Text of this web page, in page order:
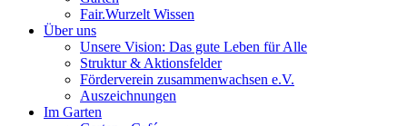
Fair.Wurzelt Wissen
Über uns
Unsere Vision: Das gute Leben für Alle
Struktur & Aktionsfelder
Förderverein zusammenwachsen e.V.
Auszeichnungen
Im Garten